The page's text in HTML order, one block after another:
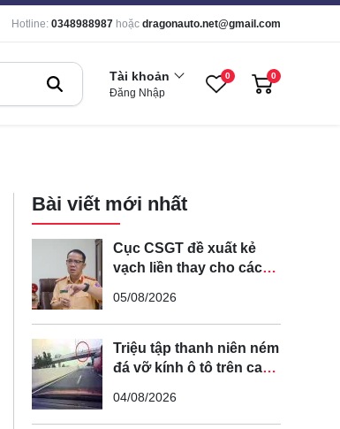
Hotline: 0348988987 hoặc dragonauto.net@gmail.com
Tài khoản
Đăng Nhập
0 0
Bài viết mới nhất
Cục CSGT đề xuất kẻ
vạch liền thay cho các
tuyến đường cong, cua,
đèo dốc để tránh tài xế
vượt ẩu
05/08/2026
Triệu tập thanh niên ném
đá vỡ kính ô tô trên cao
04/08/2026